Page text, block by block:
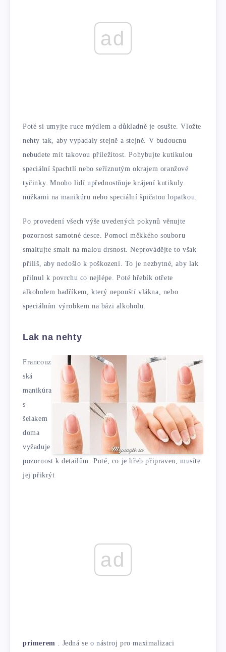
ad
Poté si umyjte ruce mýdlem a důkladně je osušte. Vložte
nehty tak, aby vypadaly stejně a stejně. V budoucnu
nebudete mít takovou příležitost. Pohybujte kutikulou
speciální špachtlí nebo seříznutým okrajem oranžové
tyčinky. Mnoho lidí upřednostňuje krájení kutikuly
nůžkami na manikúru nebo speciální špičatou lopatkou.
Po provedení všech výše uvedených pokynů věnujte
pozornost samotné desce. Pomocí měkkého souboru
smaltujte smalt na malou drsnost. Neprovádějte to však
příliš, aby nedošlo k poškození. To je nezbytné, aby lak
přilnul k povrchu co nejlépe. Poté hřebík otřete
alkoholem hadříkem, který nepouští vlákna, nebo
speciálním výrobkem na bázi alkoholu.
Lak na nehty
Francouz
ská
manikúra
s
šelakem
doma
vyžaduje
pozornost k detailům. Poté, co je hřeb připraven, musíte
jej přikrýt
ad
primerem . Jedná se o nástroj pro maximalizaci